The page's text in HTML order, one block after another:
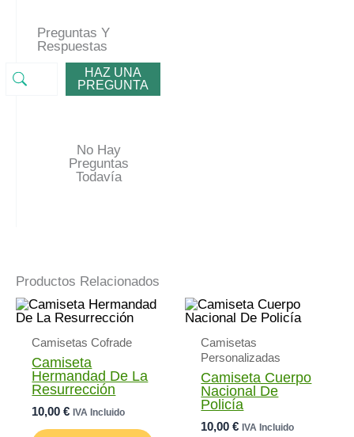
Preguntas Y
Respuestas
HAZ UNA
PREGUNTA
No Hay
Preguntas
Todavía
Productos Relacionados
Camisetas Cofrade
Camiseta
Hermandad De La
Resurrección
10,00€ IVA Incluido
Camisetas
Personalizadas
Camiseta Cuerpo
Nacional De
Policía
10,00€ IVA Incluido